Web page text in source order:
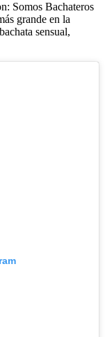
Somos Bachateros
grande en la
sensual,